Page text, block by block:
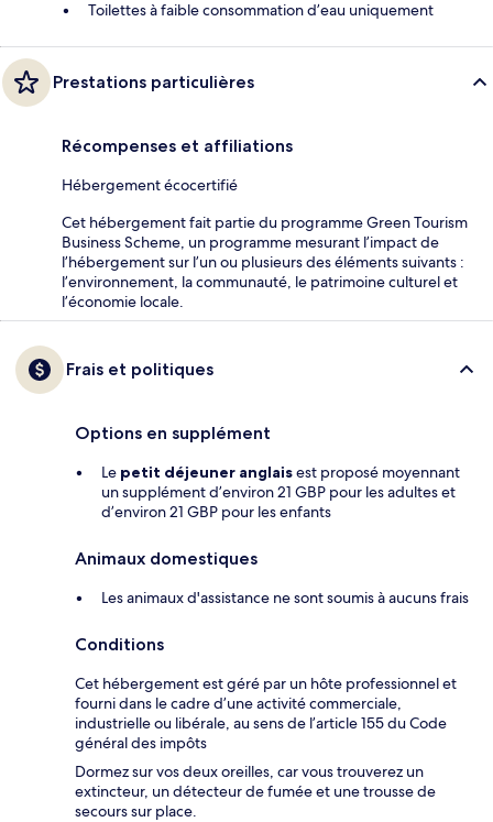
Toilettes à faible consommation d’eau uniquement
Prestations particulières
Récompenses et affiliations
Hébergement écocertifié
Cet hébergement fait partie du programme Green Tourism
Business Scheme, un programme mesurant l’impact de
l’hébergement sur l’un ou plusieurs des éléments suivants :
l’environnement, la communauté, le patrimoine culturel et
l’économie locale.
Frais et politiques
Options en supplément
Le petit déjeuner anglaisest proposé moyennant
un supplément d’environ 21 GBP pour les adultes et
d’environ 21 GBP pour les enfants
Animaux domestiques
Les animaux d'assistance ne sont soumis à aucuns frais
Conditions
Cet hébergement est géré par un hôte professionnel et
fourni dans le cadre d’une activité commerciale,
industrielle ou libérale, au sens de l’article 155 du Code
général des impôts
Dormez sur vos deux oreilles, car vous trouverez un
extincteur, un détecteur de fumée et une trousse de
secours sur place.